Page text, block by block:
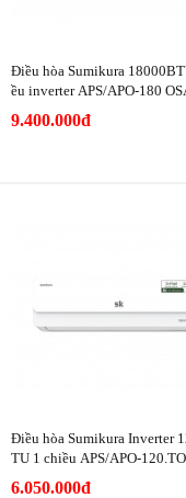
Điều hòa Sumikura
ều inverter APS/APO-180
9.400.000đ
Điều hòa Sumikura Inverter
TU 1 chiều APS/APO-
6.050.000đ